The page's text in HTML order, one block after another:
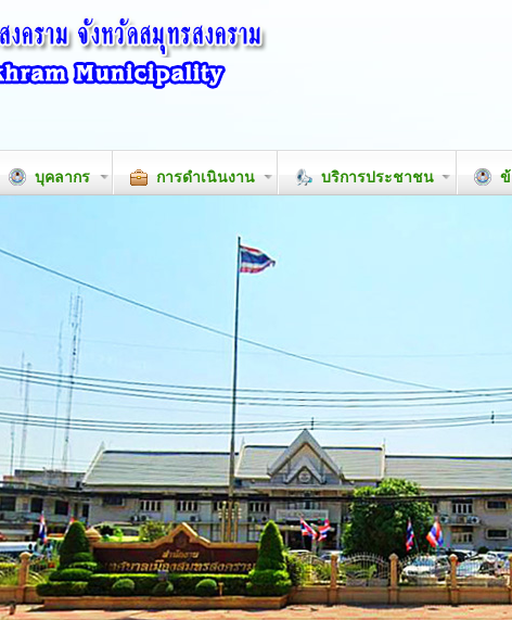
บุคลากร การดำเนินงาน บริการประชาชน ข้